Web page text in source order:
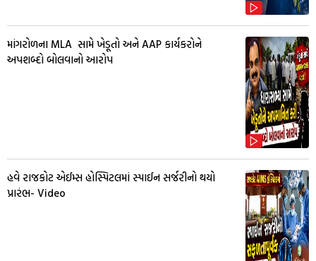
માંગરોળના MLA સામે ખેડૂતો અને AAP કાર્યકરોને
અપશબ્દો બોલવાનો આરોપ
હવે રાજકોટ એઈમ્સ હોસ્પિટલમાં સ્પાઈન સર્જરીનો થયો
પ્રારંભ- Video